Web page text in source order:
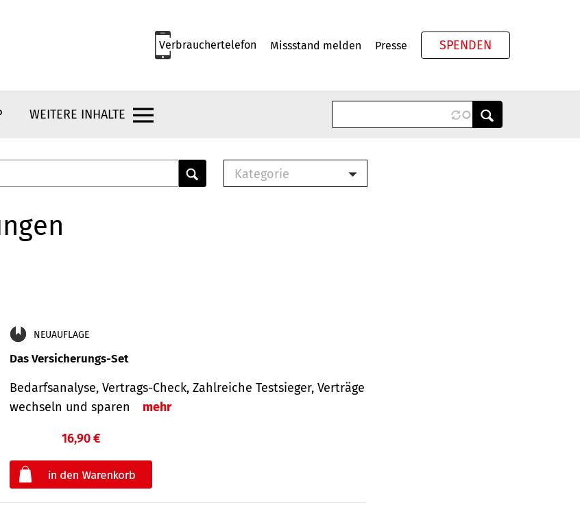
Verbrauchertelefon Missstand melden Presse SPENDEN
WEITERE INHALTE
Kategorie
NEUAUFLAGE
Das Versicherungs-Set
Bedarfsanalyse, Vertrags-Check, Zahlreiche Testsieger, Verträge
wechseln und sparen
mehr
16,90 €